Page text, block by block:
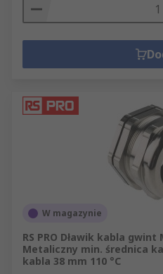
W magazynie
RS PRO Dławik kabla
Metaliczny min. średnica
kabla 38 mm 110 °C